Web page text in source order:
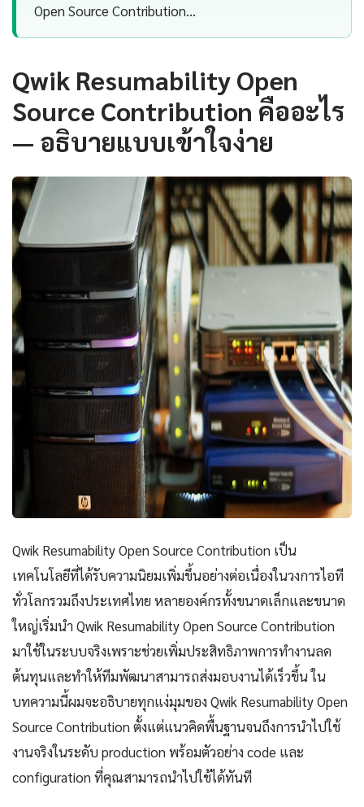
Open Source Contribution…
Qwik Resumability Open
Source Contribution คืออะไร
— อธิบายแบบเข้าใจง่าย
Qwik Resumability Open Source Contribution เป็น
เทคโนโลยีที่ได้รับความนิยมเพิ่มขึ้นอย่างต่อเนื่องในวงการไอที
ทั่วโลกรวมถึงประเทศไทย หลายองค์กรทั้งขนาดเล็กและขนาด
ใหญ่เริ่มนำ Qwik Resumability Open Source Contribution
มาใช้ในระบบจริงเพราะช่วยเพิ่มประสิทธิภาพการทำงานลด
ต้นทุนและทำให้ทีมพัฒนาสามารถส่งมอบงานได้เร็วขึ้น ใน
บทความนี้ผมจะอธิบายทุกแง่มุมของ Qwik Resumability Open
Source Contribution ตั้งแต่แนวคิดพื้นฐานจนถึงการนำไปใช้
งานจริงในระดับ production พร้อมตัวอย่าง code และ
configuration ที่คุณสามารถนำไปใช้ได้ทันที